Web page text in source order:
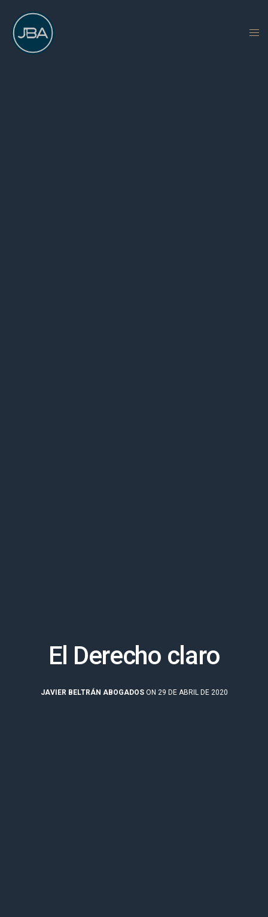
El Derecho claro
JAVIER BELTRÁN ABOGADOSON 29 DE ABRIL DE 2020